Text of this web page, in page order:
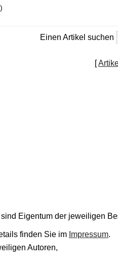
Einen Artikel suchen
[
Eigentum der jeweiligen
finden Sie im Impressum.
Autoren,